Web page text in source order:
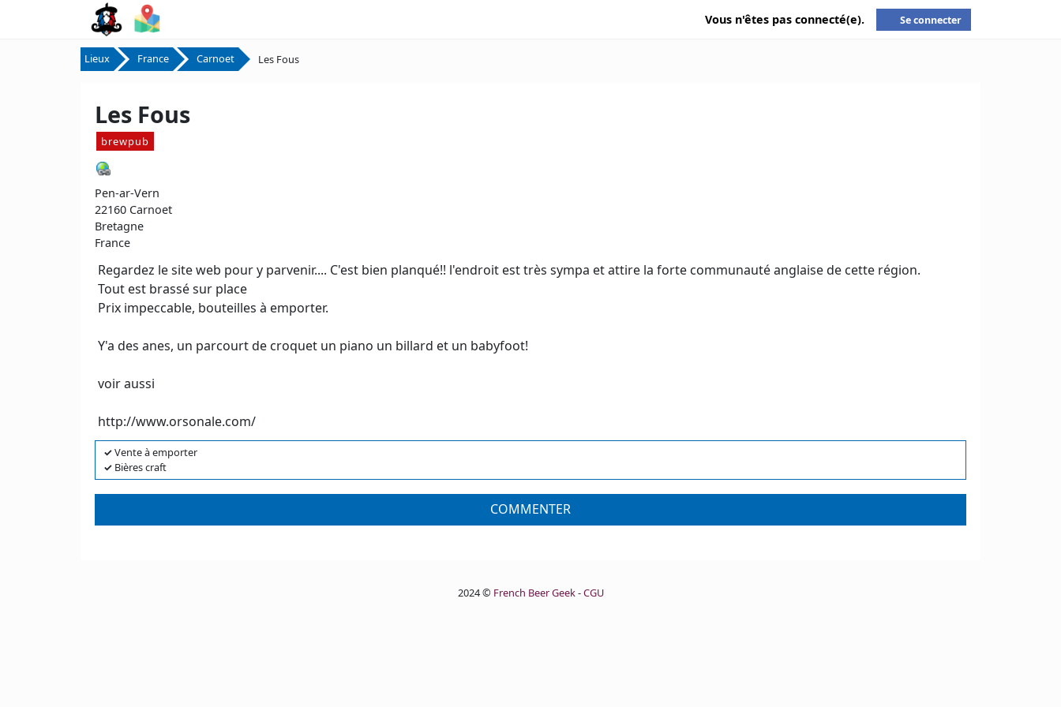
Vous n'êtes pas connecté(e). Se connecter
Lieux France Carnoet Les Fous
Les Fous
brewpub
Pen-ar-Vern
22160 Carnoet
Bretagne
France
Regardez le site web pour y parvenir.... C'est bien planqué!! l'endroit est très sympa et attire la forte communauté anglaise de cette région.
Tout est brassé sur place
Prix impeccable, bouteilles à emporter.
Y'a des anes, un parcourt de croquet un piano un billard et un babyfoot!
voir aussi
http://www.orsonale.com/
✓Vente à emporter
✓ Bières craft
COMMENTER
2024 © French Beer Geek-CGU